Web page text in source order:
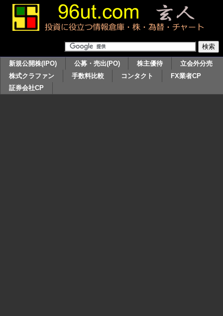
新規公開株(IPO) 公募・売出(PO) 株主優待
立会外分売
株式クラファン
手数料比較 コンタクト
FX業者CP
証券会社CP